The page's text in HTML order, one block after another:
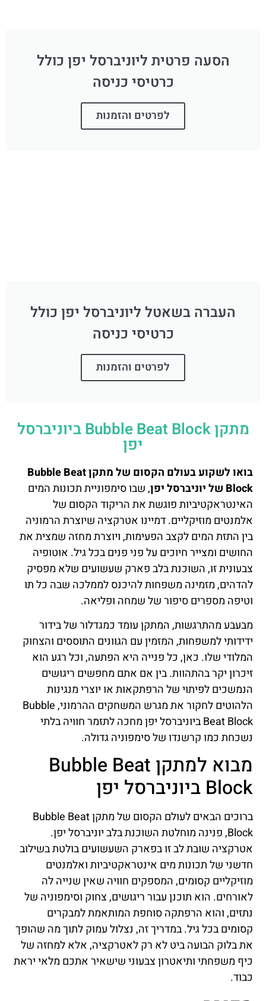
הסעה פרטית ליוניברסל יפן כולל
כרטיסי כניסה
לפרטים והזמנות
העברה בשאטל ליוניברסל יפן כולל
כרטיסי כניסה
לפרטים והזמנות
מתקן Bubble Beat Block ביוניברסל
יפן
בואו לשקוע בעולם הקסום של מתקן Bubble Beat
Block של יוניברסל יפן
, שבו סימפוניית תכונות המים
האינטראקטיביות פוגשת את הריקוד הקסום של
אלמנטים מוזיקליים. דמיינו אטרקציה שיוצרת הרמוניה
בין התזת המים לקצב הפעימות, ויוצרת מחזה שמצית את
החושים ומצייר חיוכים על פני פנים בכל גיל. אוטופיה
צבעונית זו, השוכנת בלב פארק שעשועים שלא מפסיק
להדהים, מזמינה משפחות להיכנס לממלכה שבה כל תו
וטיפה מספרים סיפור של שמחה ופליאה.
מבעבע מהתרגשות, המתקן עומד כמגדלור של בידור
ידידותי למשפחות, המזמין עם הגוונים התוססים והצחוק
המלודי שלו. כאן, כל פנייה היא הפתעה, וכל רגע הוא
זיכרון יקר בהתהוות. בין אם אתם מחפשים ריגושים
הנמשכים לפיתוי של הרפתקאות או יוצרי מנגינות
הלהוטים לחקור את מגרש המשחקים ההרמוני, Bubble
Beat Block ביוניברסל יפן מחכה לתזמר חוויה בלתי
נשכחת כמו קרשנדו של סימפוניה גדולה.
מבוא למתקן Bubble Beat
Block ביוניברסל יפן
ברוכים הבאים לעולם הקסום של מתקן Bubble Beat
Block, פנינה מוחלטת השוכנת בלב יוניברסל יפן.
אטרקציה שובת לב זו בפארק השעשועים בולטת בשילוב
חדשני של תכונות מים אינטראקטיביות ואלמנטים
מוזיקליים קסומים, המספקים חוויה שאין שנייה לה
לאורחים. הוא תוכנן עבור ריגושים, צחוק וסימפוניה של
נתזים, והוא הרפתקה סוחפת המותאמת למבקרים
קסומים בכל גיל. במדריך זה, נצלול עמוק לתוך מה שהופך
את בלוק הבועה ביט לא רק לאטרקציה, אלא למחזה של
כיף משפחתי ותיאטרון צבעוני שישאיר אתכם מלאי יראת
כבוד.